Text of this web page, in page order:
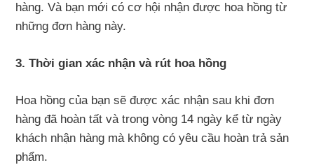
hàng. Và bạn mới có cơ hội nhận được hoa hồng từ
những đơn hàng này.
3. Thời gian xác nhận và rút hoa hồng
Hoa hồng của bạn sẽ được xác nhận sau khi đơn
hàng đã hoàn tất và trong vòng 14 ngày kể từ ngày
khách nhận hàng mà không có yêu cầu hoàn trả sản
phẩm.